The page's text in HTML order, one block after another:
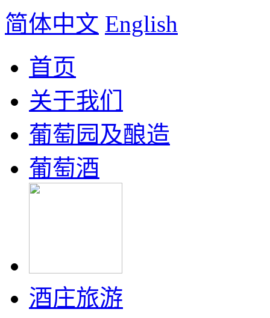
简体中文 English
首页
关于我们
葡萄园及酿造
葡萄酒
酒庄旅游